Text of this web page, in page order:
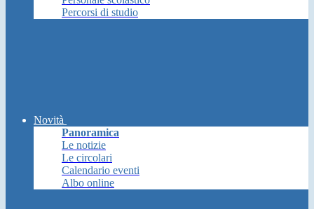
Percorsi di studio
Novità
Panoramica
Le notizie
Le circolari
Calendario eventi
Albo online